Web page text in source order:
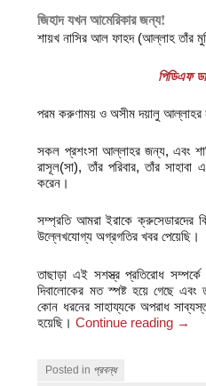
জিহাদ যখন আমেরিকার জন্য!
শায়খ নাসির আল ফাহদ (আল্লাহ তাঁর
পিডিএফ
পরম করুণাময় ও অসীম দয়ালু আল্লাহর
সকল প্রশংসা আল্লাহর জন্য, এবং
রাসূল(সা), তাঁর পরিবার, তাঁর সাহাবা
করেন।
সম্প্রতি আমরা ইরাকে ক্রুসেডারদের
উল্লেখযোগ্য অগ্রগতির খবর পেয়েছি।
তাছাড়া এই সশস্ত্র প্রতিরোধ
দিবালোকের মত স্পষ্ট হয়ে গেছে এবং
কোন ধরনের সাহায্যকে অপরাধ
হয়েছি।Continue reading →
Posted in প্রবন্ধ